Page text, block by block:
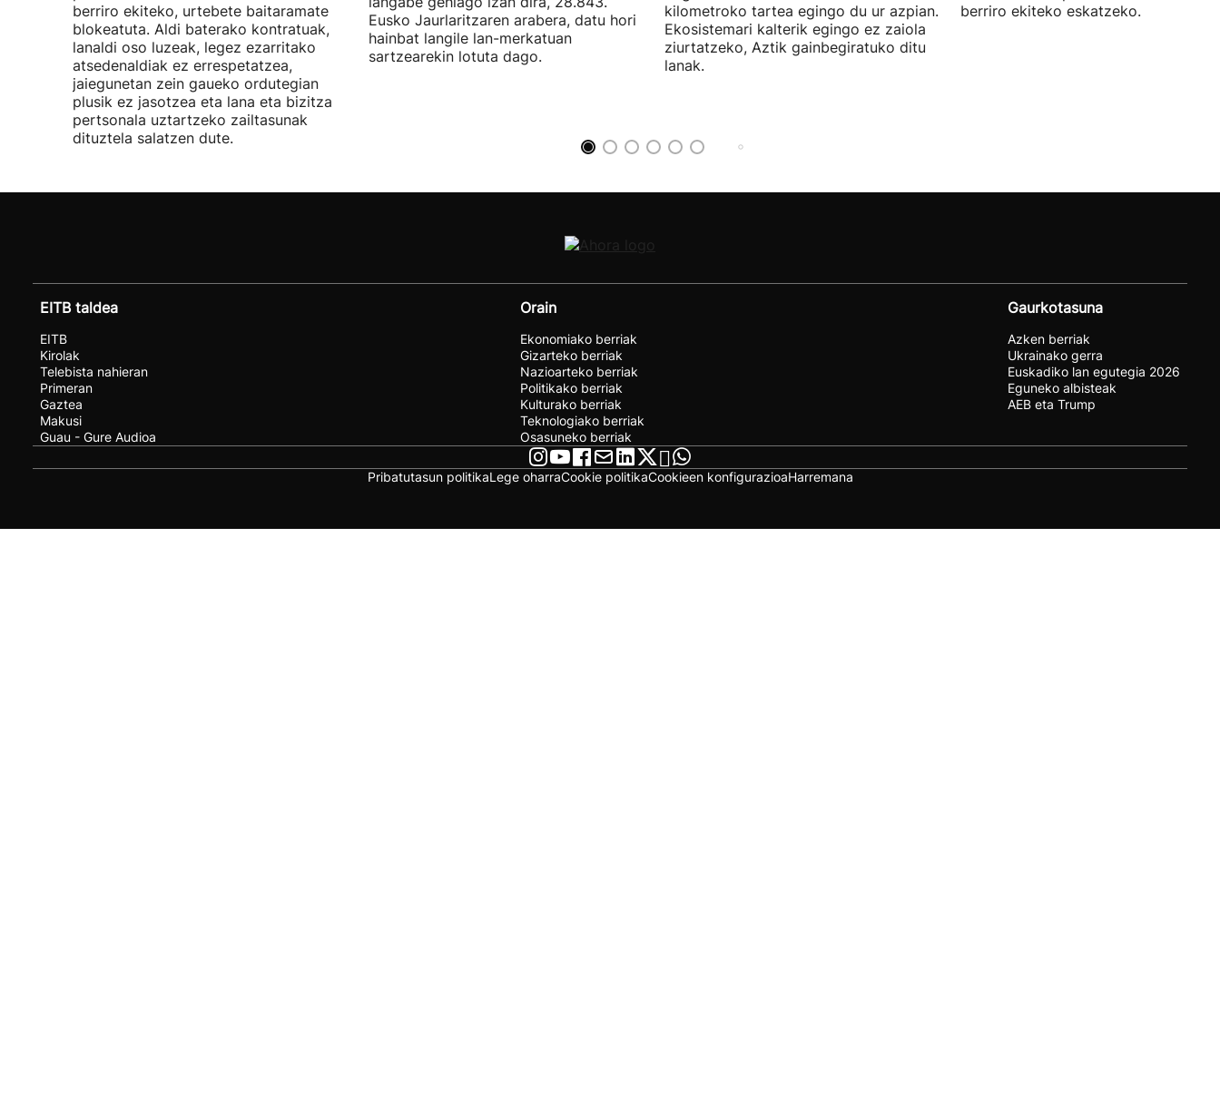
berriro ekiteko, urtebete baitaramate
blokeatuta. Aldi baterako kontratuak,
lanaldi oso luzeak, legez ezarritako
atsedenaldiak ez errespetatzea,
jaiegunetan zein gaueko ordutegian
plusik ez jasotzea eta lana eta bizitza
pertsonala uztartzeko zailtasunak
dituztela salatzen dute.
Eusko Jaurlaritzaren arabera, datu hori
hainbat langile lan-merkatuan
sartzearekin lotuta dago.
kilometroko tartea egingo du ur azpian.
Ekosistemari kalterik egingo ez zaiola
ziurtatzeko, Aztik gainbegiratuko ditu
lanak.
berriro ekiteko eskatzeko.
EITB taldea
EITB
Kirolak
Telebista nahieran
Primeran
Gaztea
Makusi
Guau - Gure Audioa
Orain
Ekonomiako berriak
Gizarteko berriak
Nazioarteko berriak
Politikako berriak
Kulturako berriak
Teknologiako berriak
Osasuneko berriak
Gaurkotasuna
Azken berriak
Ukrainako gerra
Euskadiko lan egutegia 2026
Eguneko albisteak
AEB eta Trump
Pribatutasun politikaLege oharraCookie politikaCookieen konfigurazioaHarremana